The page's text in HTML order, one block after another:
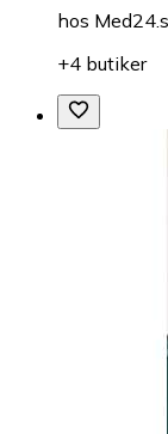
hos
+4 butiker